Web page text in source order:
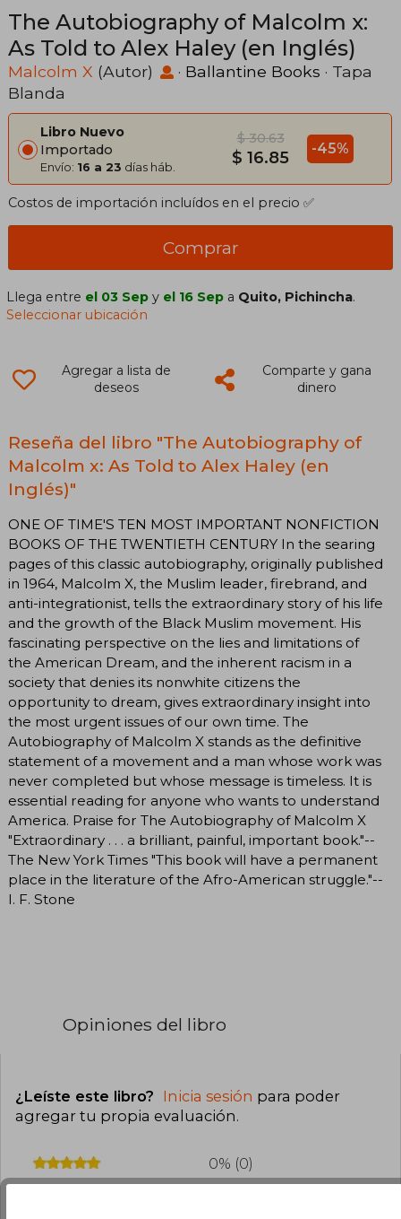
The Autobiography of Malcolm x:
As Told to Alex Haley (en Inglés)
Malcolm X (Autor) · Ballantine Books · Tapa
Blanda
Libro Nuevo
Importado
Envío: 16 a 23 días háb.
$ 30.63
$ 16.85 -45%
Costos de importación incluídos en el precio ✅
Comprar
Llega entre el 03 Sep y el 16 Sep a Quito, Pichincha.
Seleccionar ubicación
Agregar a lista de
deseos
Comparte y gana
dinero
Reseña del libro "The Autobiography of
Malcolm x: As Told to Alex Haley (en
Inglés)"
ONE OF TIME'S TEN MOST IMPORTANT NONFICTION
BOOKS OF THE TWENTIETH CENTURY In the searing
pages of this classic autobiography, originally published
in 1964, Malcolm X, the Muslim leader, firebrand, and
anti-integrationist, tells the extraordinary story of his life
and the growth of the Black Muslim movement. His
fascinating perspective on the lies and limitations of
the American Dream, and the inherent racism in a
society that denies its nonwhite citizens the
opportunity to dream, gives extraordinary insight into
the most urgent issues of our own time. The
Autobiography of Malcolm X stands as the definitive
statement of a movement and a man whose work was
never completed but whose message is timeless. It is
essential reading for anyone who wants to understand
America. Praise for The Autobiography of Malcolm X
"Extraordinary . . . a brilliant, painful, important book."--
The New York Times "This book will have a permanent
place in the literature of the Afro-American struggle."--
I. F. Stone
Opiniones del libro
¿Leíste este libro? Inicia sesión para poder
agregar tu propia evaluación.
0% (0)